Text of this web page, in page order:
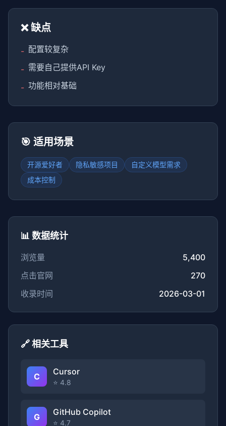
❌ 缺点
- 配置较复杂
- 需要自己提供API Key
- 功能相对基础
🎯 适用场景
开源爱好者 隐私敏感项目
自定义模型需求
成本控制
📊 数据统计
浏览量
5,400
点击官网
270
收录时间
2026-03-01
🔗 相关工具
C Cursor
⭐ 4.8
G GitHub Copilot
⭐ 4.7